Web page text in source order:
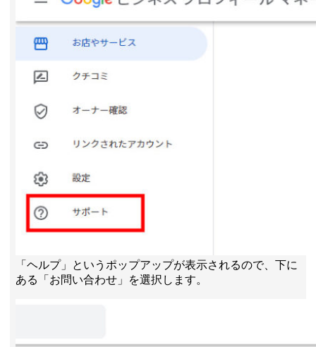
「ヘルプ」というポップアップが表示されるので、下に
ある「お問い合わせ」を選択します。